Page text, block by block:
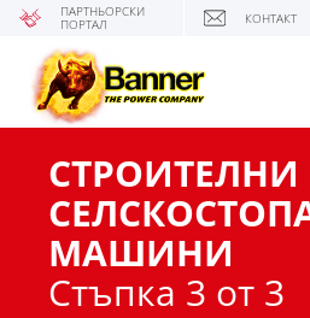
ПАРТНЬОРСКИ
ПОРТАЛ КОНТАКТ
СТРОИТЕЛНИ
МАШИНИ
Стъпка 3 от 3